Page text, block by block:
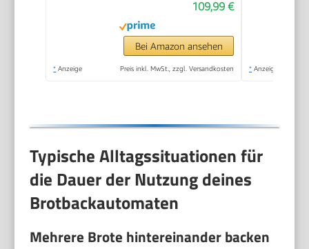
109,99 €
Bei Amazon ansehen
* Anzeige Preis inkl. MwSt., zzgl. Versandkosten * Anzeige
Typische Alltagssituationen für
die Dauer der Nutzung deines
Brotbackautomaten
Mehrere Brote hintereinander backen